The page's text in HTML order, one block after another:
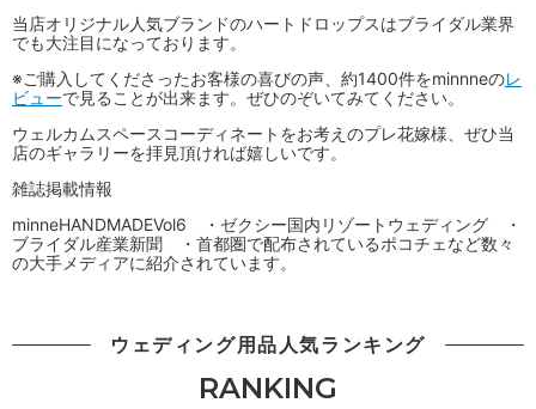
当店オリジナル人気ブランドのハートドロップスはブライダル業界
でも大注目になっております。
※ご購入してくださったお客様の喜びの声、約1400件をminnneのレ
ビューで見ることが出来ます。ぜひのぞいてみてください。
ウェルカムスペースコーディネートをお考えのプレ花嫁様、ぜひ当
店のギャラリーを拝見頂ければ嬉しいです。
雑誌掲載情報
minneHANDMADEVol6 ・ゼクシー国内リゾートウェディング ・
ブライダル産業新聞 ・首都圏で配布されているポコチェなど数々
の大手メディアに紹介されています。
ウェディング用品人気ランキング
RANKING